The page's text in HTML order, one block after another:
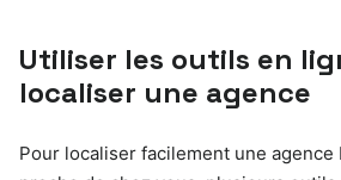
Utiliser les outils en
localiser une agence
Pour localiser facilement une agence